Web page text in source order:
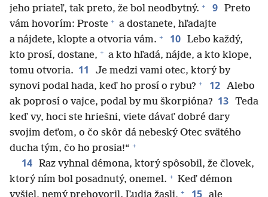
jeho priateľ, tak preto, že bol neodbytný. + 9 Preto
vám hovorím: Proste + a dostanete, hľadajte
a nájdete, klopte a otvoria vám. + 10 Lebo každý,
kto prosí, dostane, + a kto hľadá, nájde, a kto klope,
tomu otvoria. 11
Je medzi vami otec, ktorý by
synovi podal hada, keď ho prosí o rybu? + 12 Alebo
ak poprosí o vajce, podal by mu škorpióna? 13 Teda
keď vy, hoci ste hriešni, viete dávať dobré dary
svojim deťom, o čo skôr dá nebeský Otec svätého
ducha tým, čo ho prosia!“ +
14 Raz vyhnal démona, ktorý spôsobil, že človek,
ktorý ním bol posadnutý, onemel. + Keď démon
+ 15